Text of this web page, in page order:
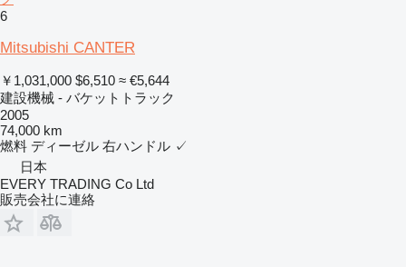
6
Mitsubishi CANTER
￥1,031,000 $6,510 ≈ €5,644
建設機械 - バケットトラック
2005
74,000 km
燃料 ディーゼル 右ハンドル ✓
日本
EVERY TRADING Co Ltd
販売会社に連絡